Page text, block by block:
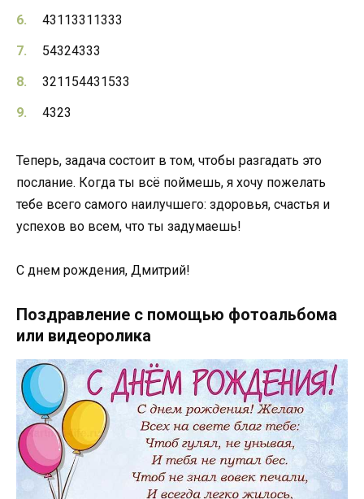
43113311333
54324333
321154431533
4323
Теперь, задача состоит в том, чтобы разгадать это
послание. Когда ты всё поймешь, я хочу пожелать
тебе всего самого наилучшего: здоровья, счастья и
успехов во всем, что ты задумаешь!
С днем рождения, Дмитрий!
Поздравление с помощью фотоальбома
или видеоролика